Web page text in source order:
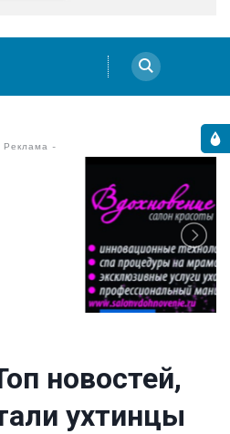
Реклама -
новостей,
ухтинцы